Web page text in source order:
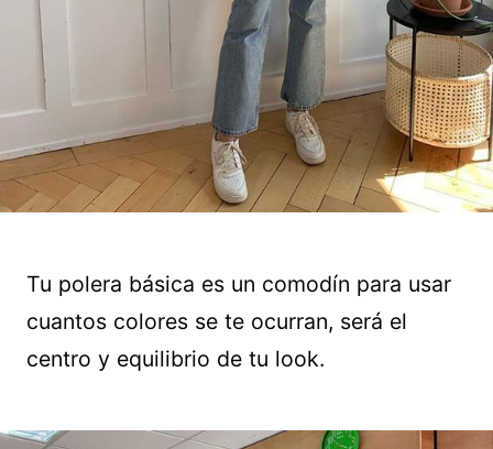
Tu polera básica es un comodín para usar
cuantos colores se te ocurran, será el
centro y equilibrio de tu look.